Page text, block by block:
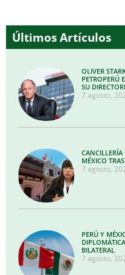
Últimos Artículos
OLIVER
PETROPERÚ
SU
7 agosto,
CANCILLERÍA
MÉXICO
7 agosto,
PERÚ Y
BILATERAL
7 agosto,